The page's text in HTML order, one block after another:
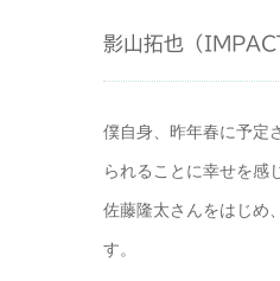
影山拓也（
僕自身、昨年春に予定
られることに幸せを感
佐藤隆太さんをはじめ
す。